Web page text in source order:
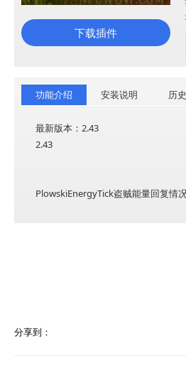
下载插件
功能介绍 安装说明 历
最新版本：2.43
2.43
PlowskiEnergyTick盗贼能量回复情
分享到：